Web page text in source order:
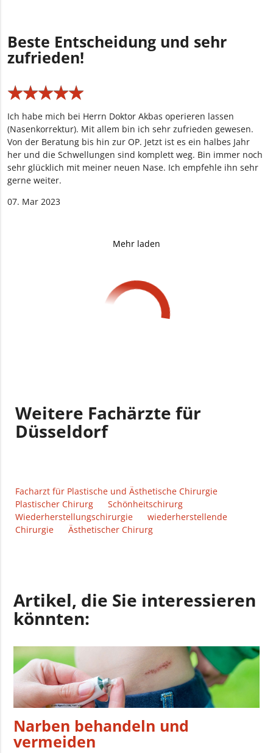
Beste Entscheidung und sehr
zufrieden!
★★★★★
★★★★★
Ich habe mich bei Herrn Doktor Akbas operieren lassen
(Nasenkorrektur). Mit allem bin ich sehr zufrieden gewesen.
Von der Beratung bis hin zur OP. Jetzt ist es ein halbes Jahr
her und die Schwellungen sind komplett weg. Bin immer noch
sehr glücklich mit meiner neuen Nase. Ich empfehle ihn sehr
gerne weiter.
07. Mar 2023
Mehr laden
Weitere Fachärzte für
Düsseldorf
Facharzt für Plastische und Ästhetische Chirurgie
Plastischer Chirurg
Schönheitschirurg
Wiederherstellungschirurgie
wiederherstellende
Chirurgie
Ästhetischer Chirurg
Artikel, die Sie interessieren
könnten:
Narben behandeln und
vermeiden